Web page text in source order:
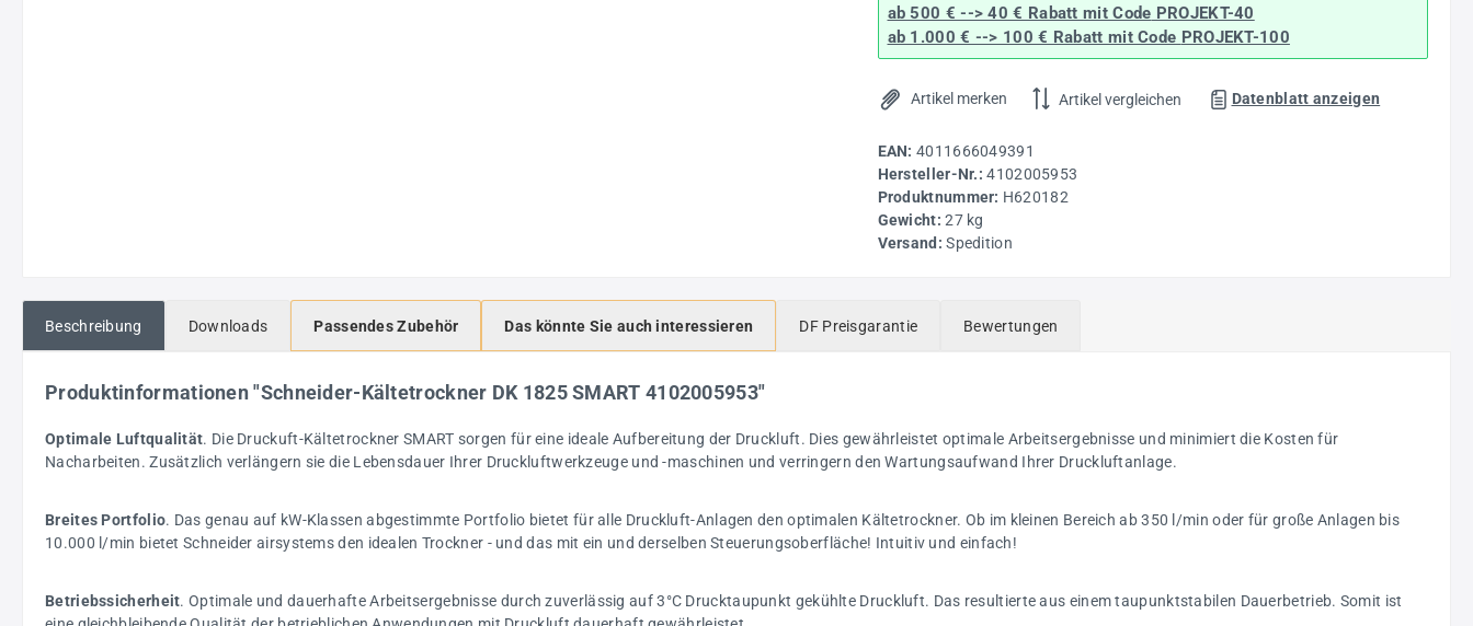
ab 500 € --> 40 € Rabattmit Code PROJEKT-40
ab 1.000 € --> 100 € Rabatt mit Code PROJEKT-100
Artikel merken Artikel vergleichen Datenblatt anzeigen
EAN: 4011666049391
Hersteller-Nr.:4102005953
Produktnummer: H620182
Gewicht:27 kg
Versand:Spedition
Beschreibung Downloads Passendes Zubehör Das könnte Sie auch interessieren DF Preisgarantie Bewertungen
Produktinformationen "Schneider-Kältetrockner DK 1825 SMART 4102005953"
Optimale Luftqualität. Die Druckuft-Kältetrockner SMART sorgen für eine ideale Aufbereitung der Druckluft. Dies gewährleistet optimale Arbeitsergebnisse und minimiert die Kosten für
Nacharbeiten. Zusätzlich verlängern sie die Lebensdauer Ihrer Druckluftwerkzeuge und -maschinen und verringern den Wartungsaufwand Ihrer Druckluftanlage.
Breites Portfolio. Das genau auf kW-Klassen abgestimmte Portfolio bietet für alle Druckluft-Anlagen den optimalen Kältetrockner. Ob im kleinen Bereich ab 350 l/min oder für große Anlagen bis
10.000 l/min bietet Schneider airsystems den idealen Trockner - und das mit ein und derselben Steuerungsoberfläche! Intuitiv und einfach!
Betriebssicherheit. Optimale und dauerhafte Arbeitsergebnisse durch zuverlässig auf 3°C Drucktaupunkt gekühlte Druckluft. Das resultierte aus einem taupunktstabilen Dauerbetrieb. Somit ist